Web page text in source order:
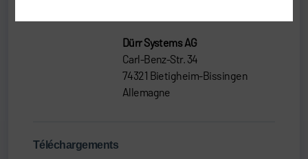
Dürr Systems AG
Carl-Benz-Str. 34
74321 Bietigheim-Bissingen
Allemagne
Téléchargements